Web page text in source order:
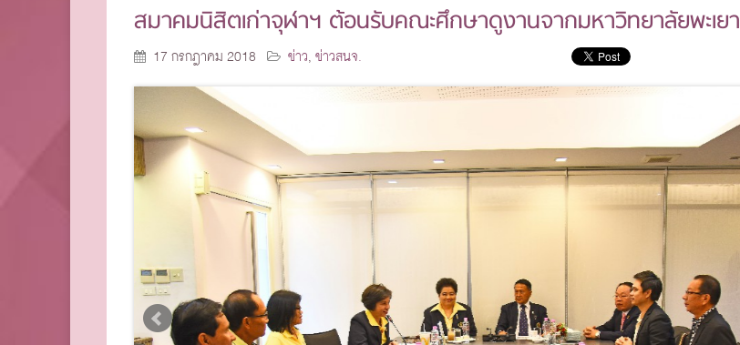
สมาคมนิสิตเก่าจุฬาฯ ต้อนรับคณะศึกษาดูงานจากมหาวิทยาลัยพะเยา
17 กรกฎาคม 2018 ข่าว,ข่าวสนจ.